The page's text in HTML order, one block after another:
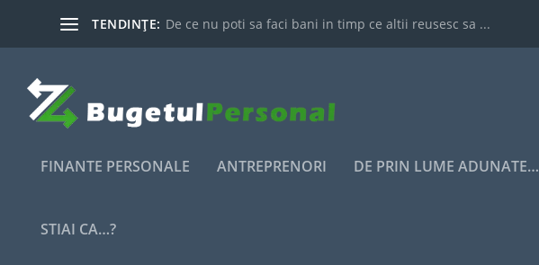
TENDINȚE: De ce nu poti sa faci bani in timp ce altii reusesc sa ...
FINANTE PERSONALE ANTREPRENORI DE PRIN LUME ADUNATE…
STIAI CA…?